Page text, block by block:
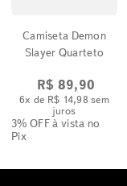
Camiseta Demon
Slayer Quarteto
R$ 89,90
6x de R$ 14,98 sem
juros
3% OFFà vista no
Pix